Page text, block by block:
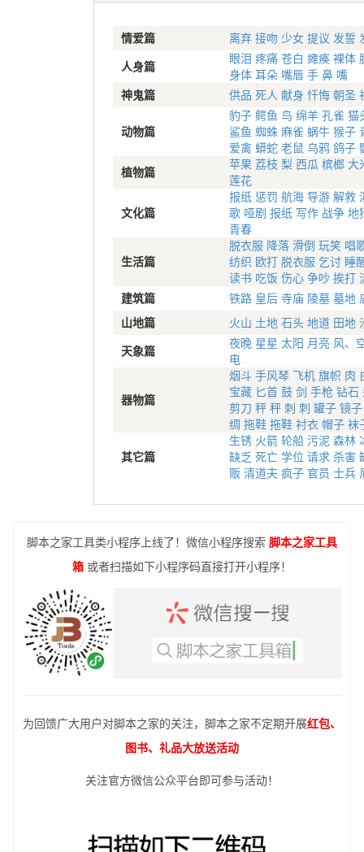
情爱篇 离弃 接吻 少女 提议 发誓
人身篇
眼泪 疼痛 苍白 瘫痪 裸体
身体 耳朵 嘴唇 手 鼻 嘴
神鬼篇
供品 死人 献身 忏悔 朝圣
动物篇
豹子 鳄鱼 鸟 绵羊 孔雀 猫
鲨鱼 蜘蛛 麻雀 蜗牛 猴子
爱禽 蟒蛇 老鼠 乌鸦 鸽子
植物篇
苹果 荔枝 梨 西瓜 槟榔 大
莲花
文化篇
报纸 惩罚 航海 导游 解救
歌 哑剧 报纸 写作 战争 地
青春
生活篇
脱衣服 降落 滑倒 玩笑 唱
纺织 欧打 脱衣服 乞讨 睡
读书 吃饭 伤心 争吵 挨打
建筑篇
铁路 皇后 寺庙 陵墓 墓地
山地篇
火山 土地 石头 地道 田地
天象篇
夜晚 星星 太阳 月亮 风、
电
器物篇
烟斗 手风琴 飞机 旗帜 肉
宝藏 匕首 鼓 剑 手枪 钻石
剪刀 秤 秤 刺 刺 罐子 镜子
绸 拖鞋 拖鞋 衬衣 帽子 袜
其它篇
生锈 火箭 轮船 污泥 森林
缺乏 死亡 学位 请求 杀害
贩 清道夫 疯子 官员 士兵
脚本之家工具类小程序上线了！微信小程序搜索 脚本之家工具
箱 或者扫描如下小程序码直接打开小程序！
为回馈广大用户对脚本之家的关注，脚本之家不定期开展红包、
图书、礼品大放送活动
关注官方微信公众平台即可参与活动！